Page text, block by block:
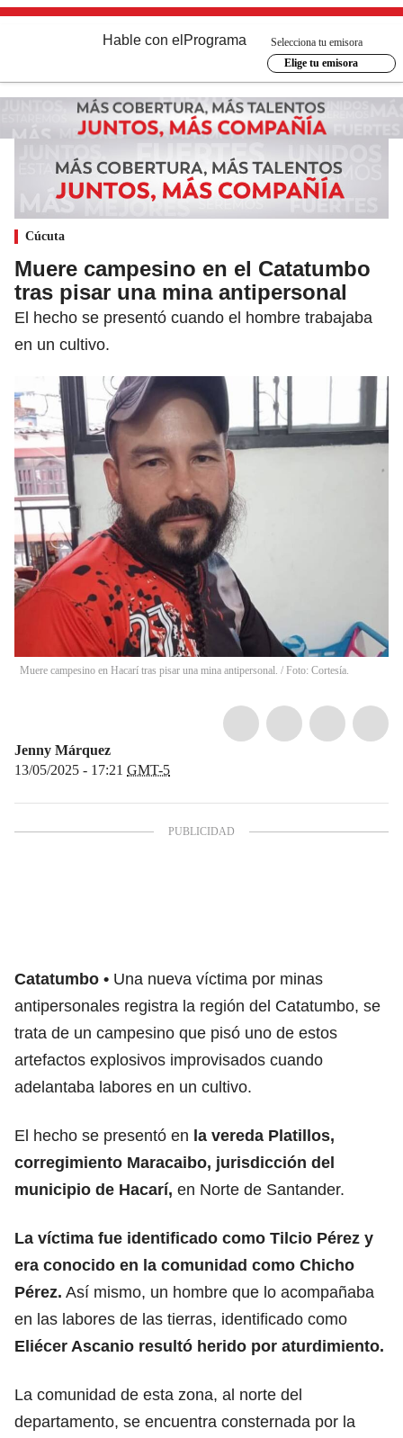
Hable con el Programa
Selecciona tu emisora
Elige tu emisora
Cúcuta
Muere campesino en el Catatumbo
tras pisar una mina antipersonal
El hecho se presentó cuando el hombre trabajaba
en un cultivo.
Muere campesino en Hacarí tras pisar una mina antipersonal. / Foto: Cortesía.
Jenny Márquez
13/05/2025 - 17:21 GMT-5
Catatumbo
Una nueva víctima por minas
antipersonales registra la región del Catatumbo, se
trata de un campesino que pisó uno de estos
artefactos explosivos improvisados cuando
adelantaba labores en un cultivo.
El hecho se presentó en la vereda Platillos,
corregimiento Maracaibo, jurisdicción del
municipio de Hacarí, en Norte de Santander.
La víctima fue identificado como Tilcio Pérez y
era conocido en la comunidad como Chicho
Pérez. Así mismo, un hombre que lo acompañaba
en las labores de las tierras, identificado como
Eliécer Ascanio resultó herido por aturdimiento.
La comunidad de esta zona, al norte del
departamento, se encuentra consternada por la